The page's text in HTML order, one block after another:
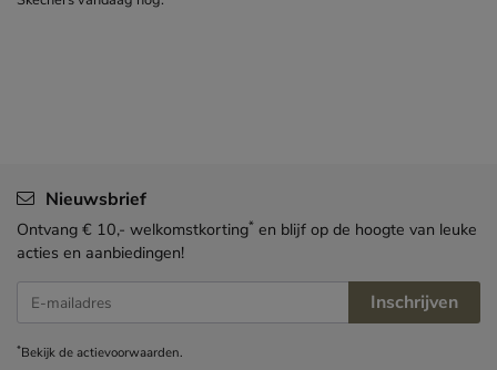
Nieuwsbrief
Ontvang € 10,- welkomstkorting* en blijf op de hoogte van leuke
acties en aanbiedingen!
E-mailadres Inschrijven
*Bekijk deactievoorwaarden.